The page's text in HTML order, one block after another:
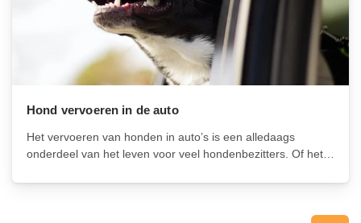
Hond vervoeren in de auto
Het vervoeren van honden in auto’s is een alledaags
onderdeel van het leven voor veel hondenbezitters. Of het
roadtrip met het gezin, het is belangrijk om de...